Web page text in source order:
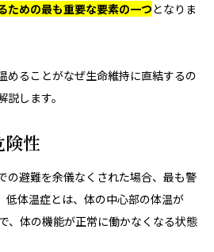
ための最も重要な要素の一つとなりま
めることがなぜ生命維持に直結するの
します。
険性
の避難を余儀なくされた場合、最も警
低体温症とは、体の中心部の体温が
、体の機能が正常に働かなくなる状態